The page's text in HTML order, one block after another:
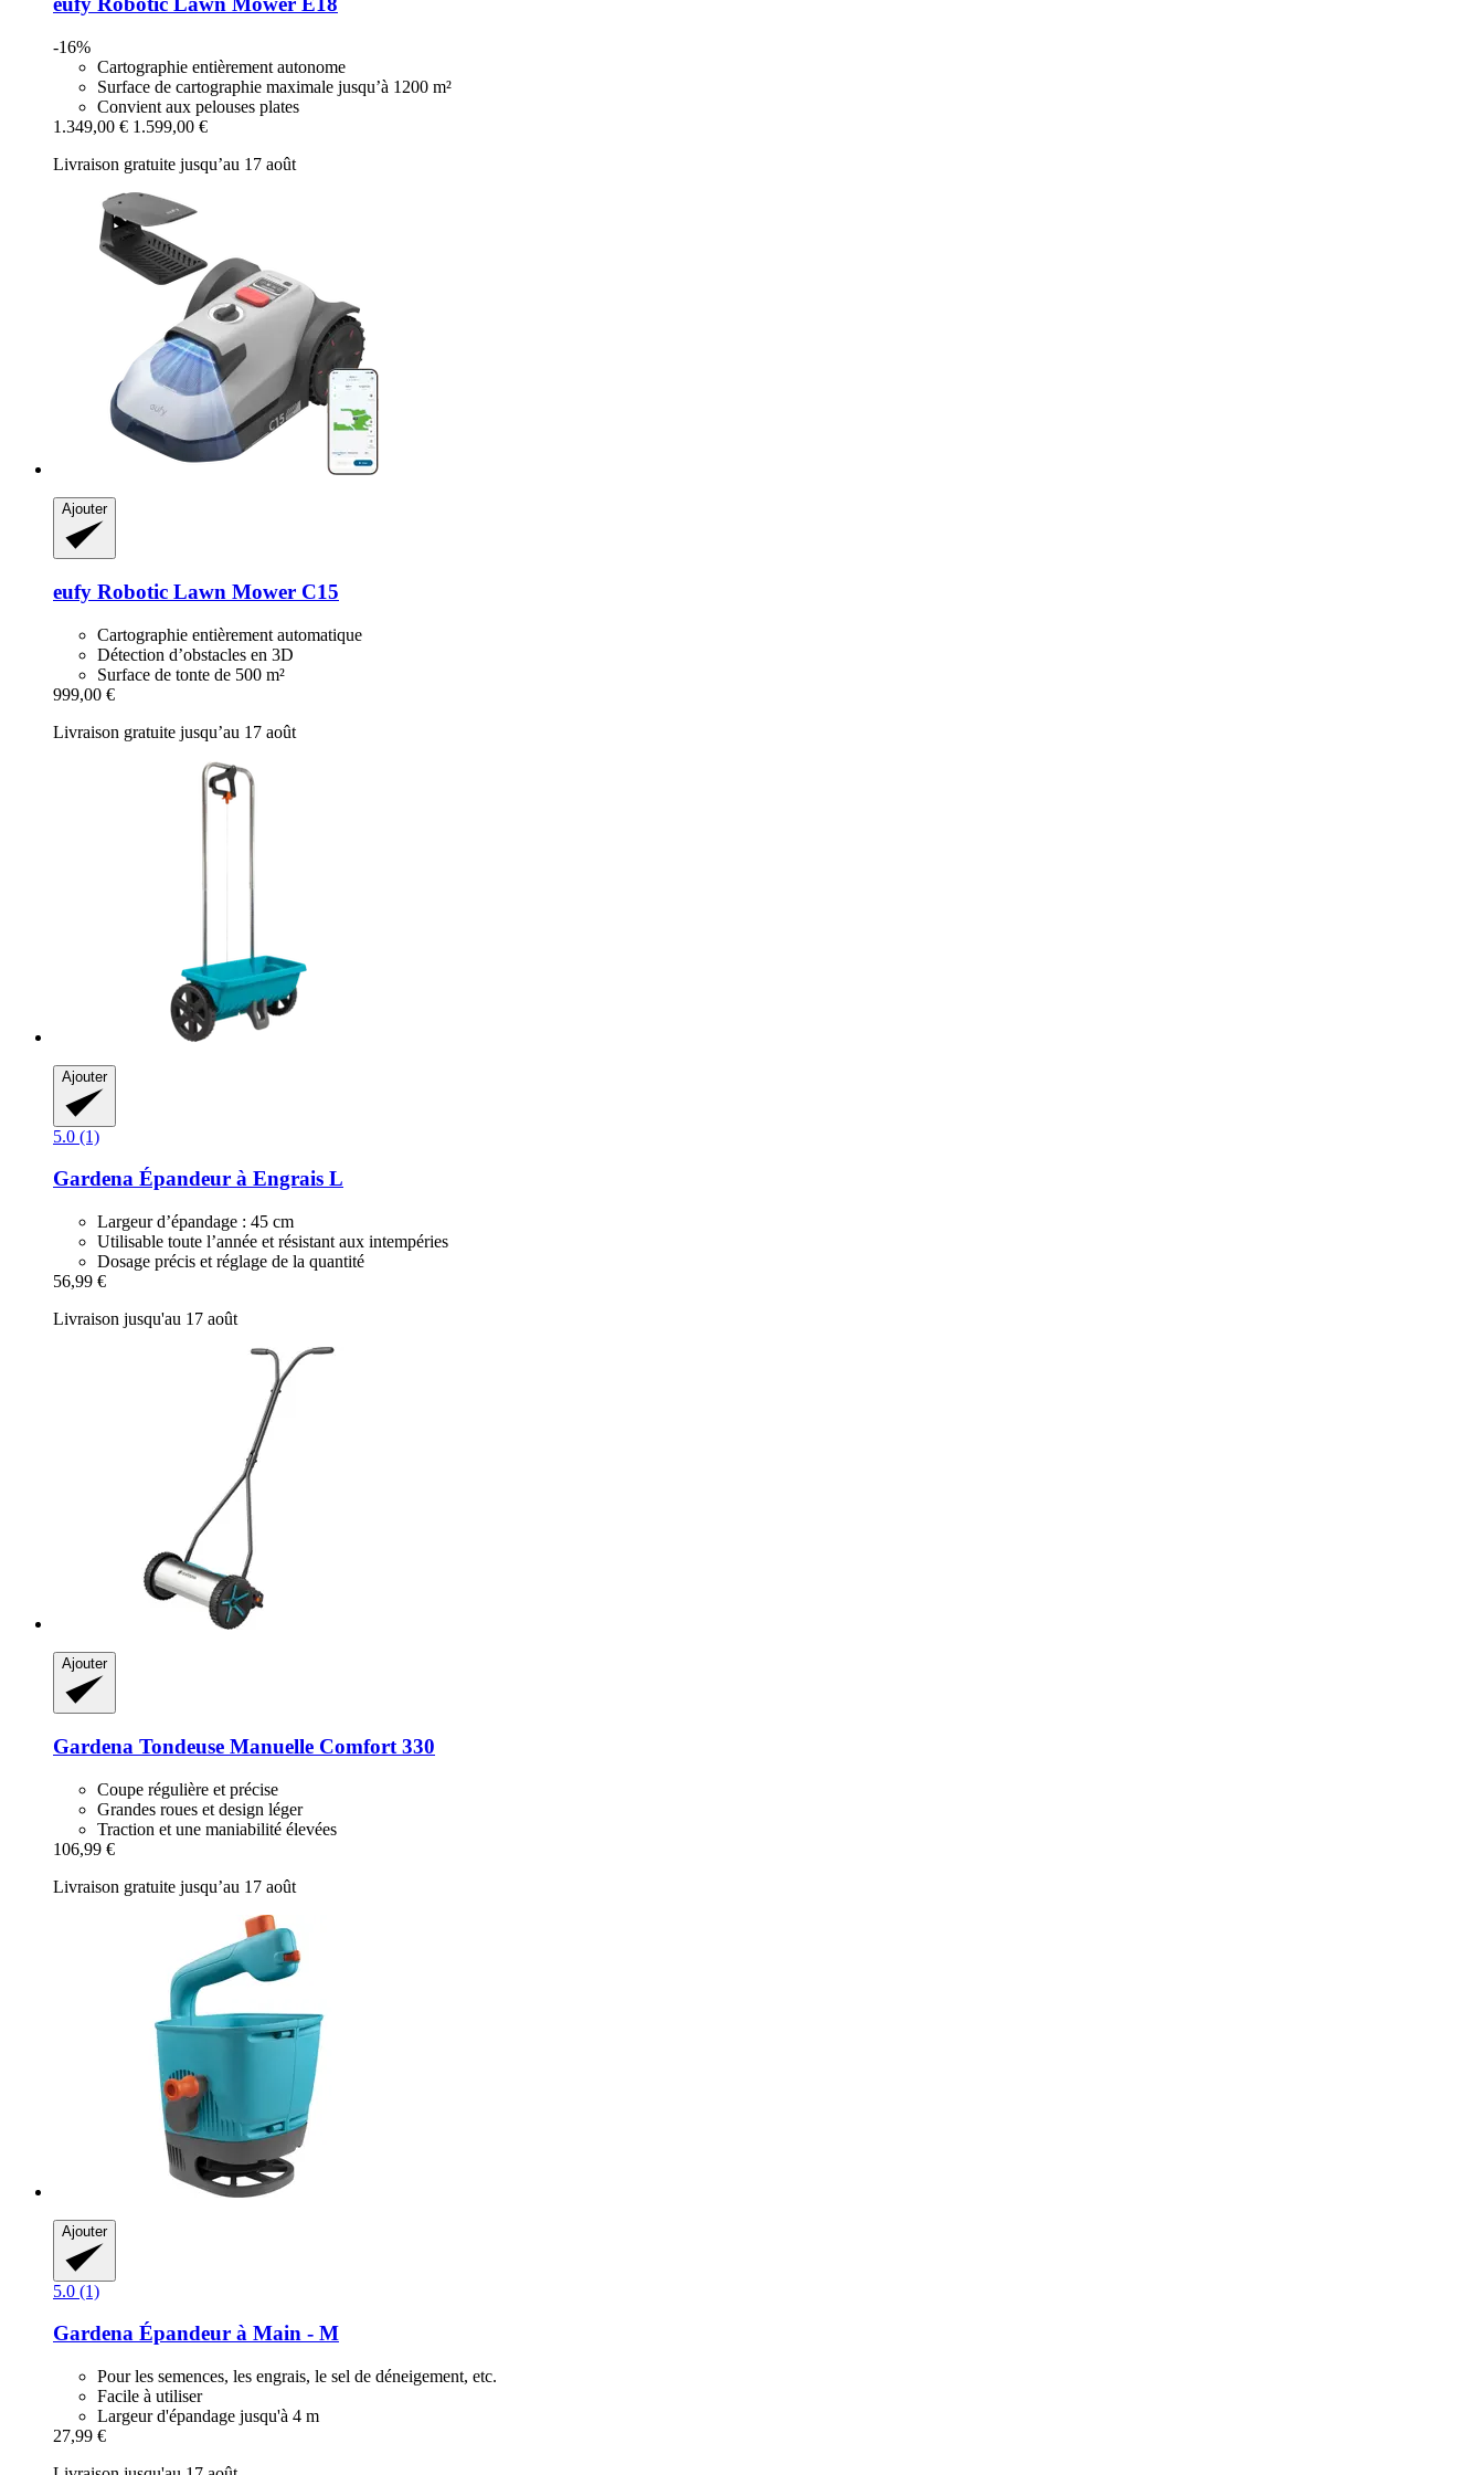
-16%
Cartographie entièrement autonome
Surface de cartographie maximale jusqu’à 1200 m²
Convient aux pelouses plates
1.349,00 € 1.599,00 €
Livraison gratuite jusqu’au 17 août
Ajouter
eufy Robotic Lawn Mower C15
Cartographie entièrement automatique
Détection d’obstacles en 3D
Surface de tonte de 500 m²
999,00 €
Livraison gratuite jusqu’au 17 août
Ajouter
5.0 (1)
Gardena Épandeur à Engrais L
Largeur d’épandage : 45 cm
Utilisable toute l’année et résistant aux intempéries
Dosage précis et réglage de la quantité
56,99 €
Livraison jusqu'au 17 août
Ajouter
Gardena Tondeuse Manuelle Comfort 330
Coupe régulière et précise
Grandes roues et design léger
Traction et une maniabilité élevées
106,99 €
Livraison gratuite jusqu’au 17 août
Ajouter
5.0 (1)
Gardena Épandeur à Main -​ M
Pour les semences, les engrais, le sel de déneigement, etc.
Facile à utiliser
Largeur d'épandage jusqu'à 4 m
27,99 €